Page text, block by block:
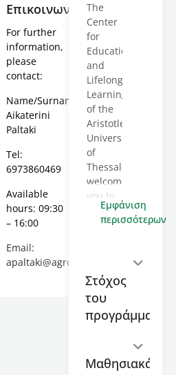
Επικοινωνία
For further
information,
please
contact:
Name/Surname:
Aikaterini
Paltaki
Tel:
6973860469
Available
hours: 09:30
– 16:00
Email:
apaltaki@agro.auth.gr
The
Center
for
Education
and
Lifelong
Learning
of the
Aristotle
University
of
Thessaloniki
welcomes
you to
the
“VTskills:
Agriculture”,
a 80-
hour
online)
course
learning
Εμφάνιση
περισσότερων
Στόχος
του
προγράμματος
Μαθησιακά